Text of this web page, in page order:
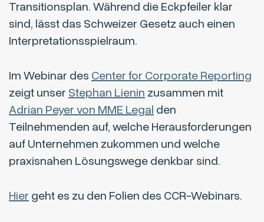
Transitionsplan. Während die Eckpfeiler klar
sind, lässt das Schweizer Gesetz auch einen
Interpretationsspielraum.
Im Webinar des Center for Corporate Reporting
zeigt unser Stephan Lienin zusammen mit
Adrian Peyer von MME Legal den
Teilnehmenden auf, welche Herausforderungen
auf Unternehmen zukommen und welche
praxisnahen Lösungswege denkbar sind.
Hier geht es zu den Folien des CCR-Webinars.